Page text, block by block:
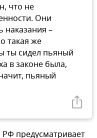
что не
Они
наказания –
такая же
ты сидел пьяный
в законе была,
пьяный
предусматривает